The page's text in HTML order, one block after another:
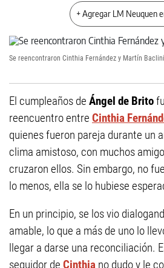
+ Agregar LM Neuquen
Se reencontraron Cinthia Fernández y Martín
El cumpleaños de Ángel de Brito
reencuentro entre Cinthia
quienes fueron pareja durante un
clima amistoso, con muchos
cruzaron ellos. Sin embargo, no
lo menos, ella se lo hubiese
En un principio, se los vio
amable, lo que a más de uno lo
llegar a darse una reconciliación.
seguidor de Cinthia no dudo y le